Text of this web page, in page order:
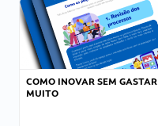
COMO INOVAR SEM GASTAR
MUITO